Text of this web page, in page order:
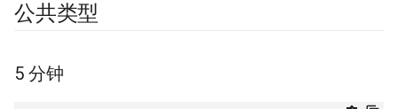
公共类型
5 分钟